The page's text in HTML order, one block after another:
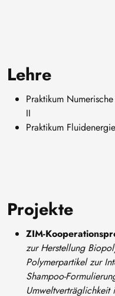
Lehre
Praktikum
II
Praktikum
Projekte
ZIM-
zur Herstellung
Polymerpartikel zur
Shampoo-
Umweltverträglichkeit